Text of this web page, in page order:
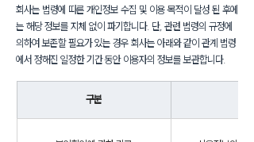
회사는 법령에 따른 개인정보 수집 및 이용 목적이 달성 된 후에
는 해당 정보를 지체 없이 파기합니다. 단, 관련 법령의 규정에
의하여 보존할 필요가 있는 경우 회사는 아래와 같이 관계 법령
에서 정해진 일정한 기간 동안 이용자의 정보를 보관합니다.
구분